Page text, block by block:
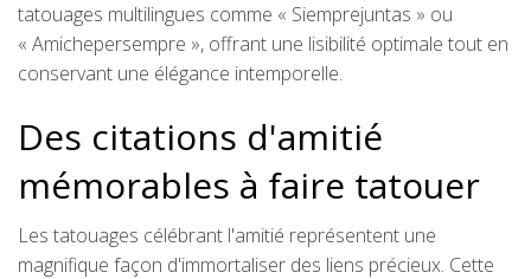
tatouages multilingues comme « Siemprejuntas » ou
« Amichepersempre », offrant une lisibilité optimale tout en
conservant une élégance intemporelle.
Des citations d'amitié
mémorables à faire tatouer
Les tatouages célébrant l'amitié représentent une
magnifique façon d'immortaliser des liens précieux. Cette